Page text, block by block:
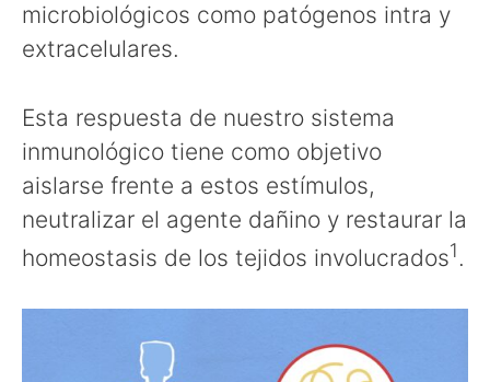
microbiológicos como patógenos intra y
extracelulares.
Esta respuesta de nuestro sistema
inmunológico tiene como objetivo
aislarse frente a estos estímulos,
neutralizar el agente dañino y restaurar la
homeostasis de los tejidos involucrados1.